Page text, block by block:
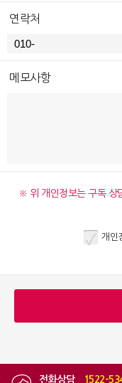
연락처
메모사항
※ 위 개인정보는 구독 상
개인
전화상담 1522-